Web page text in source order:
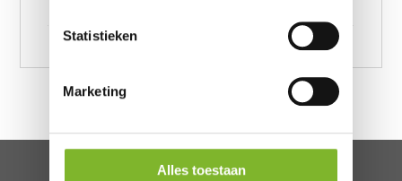
Statistieken
Marketing
Alles toestaan